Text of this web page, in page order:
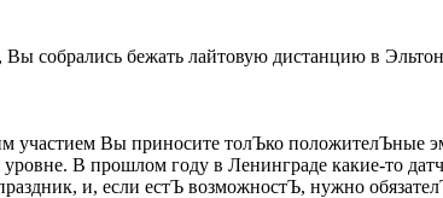
собрались бежать лайтовую дистанцию в
участием Вы приносите толЪко положителЪные
В прошлом году в Ленинграде какие-то
и, если естЪ возможностЪ, нужно